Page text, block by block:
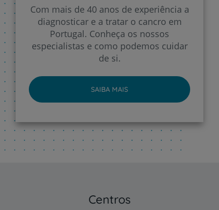
Com mais de 40 anos de experiência a
diagnosticar e a tratar o cancro em
Portugal. Conheça os nossos
especialistas e como podemos cuidar
de si.
SAIBA MAIS
Centros